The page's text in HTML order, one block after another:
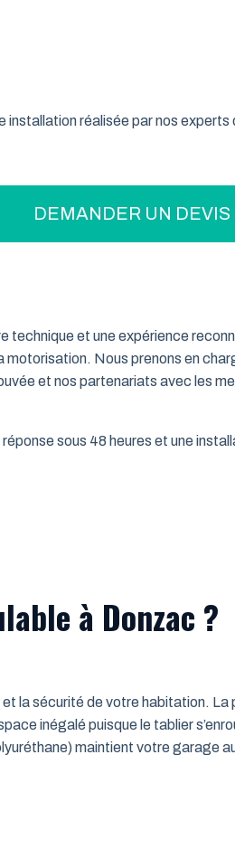
pour optimiser votre espace ? La
ce type de porte pour sécuriser
réalisée par nos
DEMANDER UN DEVIS
technique et une expérience
Nous prenons en
et nos partenariats avec les
sous 48 heures et une
à Donzac ?
la sécurité de votre habitation.
inégalé puisque le tablier
maintient votre garage